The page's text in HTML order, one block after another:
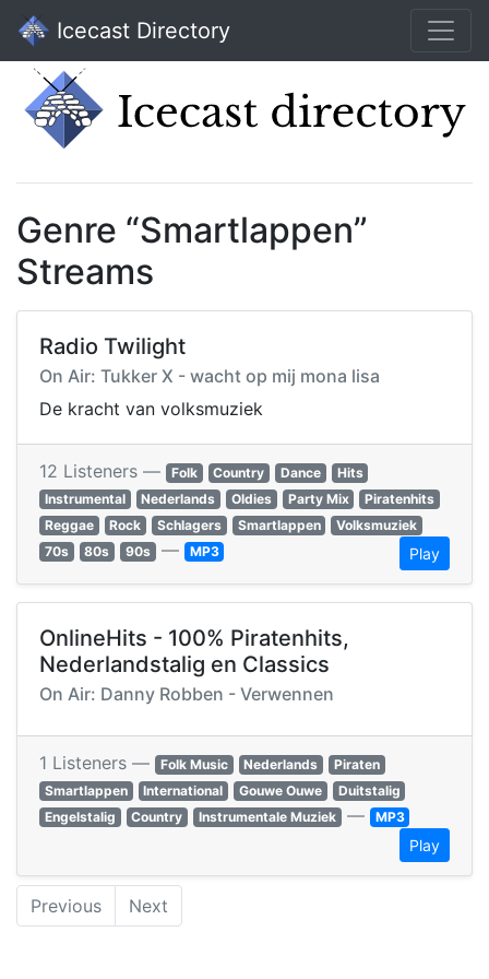
Icecast Directory
Genre “Smartlappen”
Streams
Radio Twilight
On Air: Tukker X - wacht op mij mona lisa
De kracht van volksmuziek
12 Listeners — Folk Country Dance
Hits
Instrumental
Nederlands Oldies Party Mix
Piratenhits
Reggae
Rock Schlagers Smartlappen
Volksmuziek
70s
80s 90s — MP3 Play
OnlineHits - 100% Piratenhits,
Nederlandstalig en Classics
On Air: Danny Robben - Verwennen
1 Listeners — Folk Music Nederlands
Piraten
Smartlappen
International Gouwe Ouwe
Duitstalig
Engelstalig
Country Instrumentale Muziek — MP3
Play
Previous Next